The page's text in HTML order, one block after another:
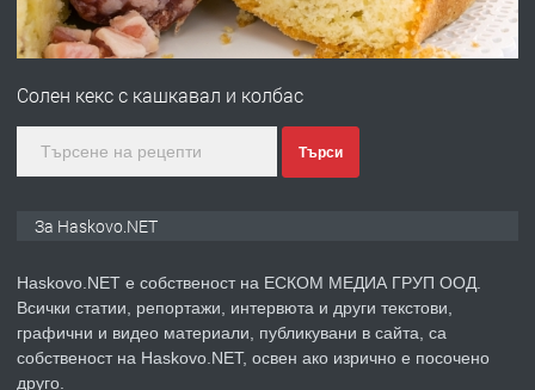
ПРЕДЛАГА
№4120 Магазин/Офис под наем в кв.
градската градина!
преди 3 дни
ПРЕДЛАГА
Продавам парцел в гр. Хасково кв.
Солен кекс с кашкавал и колбас
Търси
За Haskovo.NET
Haskovo.NET е собственост на ЕСКОМ МЕДИА ГРУП ООД.
Всички статии, репортажи, интервюта и други текстови,
графични и видео материали, публикувани в сайта, са
собственост на Haskovo.NET, освен ако изрично е посочено
друго.